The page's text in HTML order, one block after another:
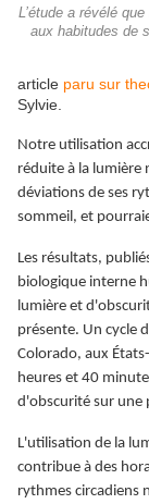
L’étude a révélé
aux habitudes de
article paru sur
Sylvie.
Notre utilisation
réduite à la lumière
déviations de ses
sommeil, et
Les résultats,
biologique interne
lumière et
présente. Un cycle
Colorado, aux
heures et 40
d'obscurité sur une
L'utilisation de la
contribue à des
rythmes circadiens